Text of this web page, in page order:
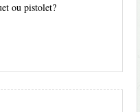
ou pistolet?